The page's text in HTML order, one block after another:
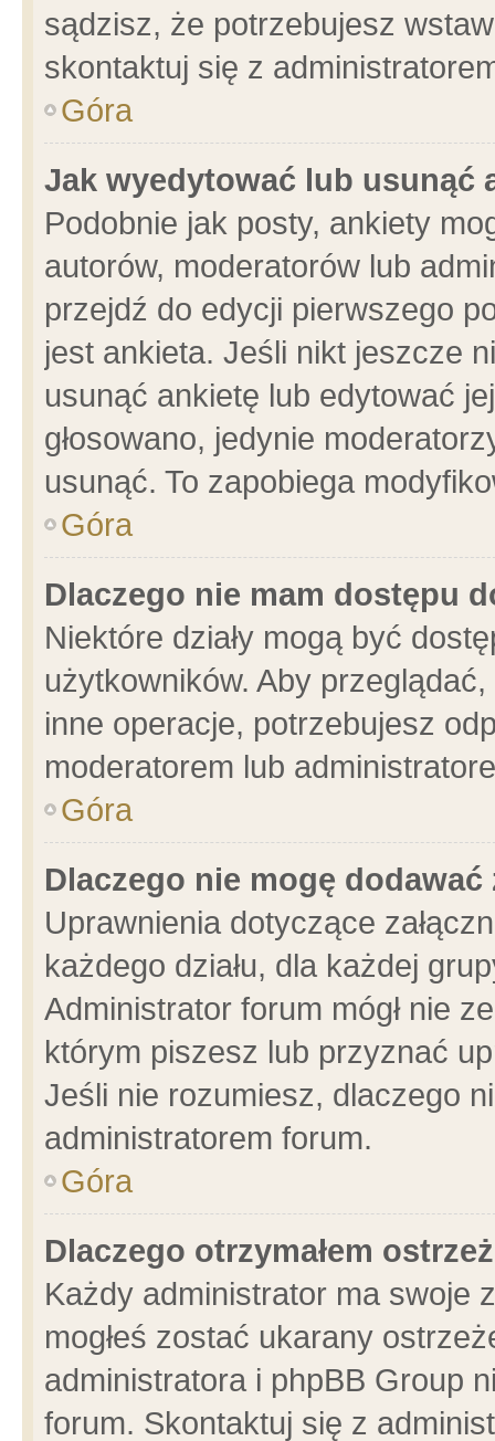
sądzisz, że potrzebujesz
skontaktuj się z
Góra
Jak wyedytować lub usunąć
Podobnie jak posty, ankiety
autorów, moderatorów lub
przejdź do edycji pierwszego
jest ankieta. Jeśli nikt jeszcze
usunąć ankietę lub edytować
głosowano, jedynie
usunąć. To zapobiega
Góra
Dlaczego nie mam dostępu
Niektóre działy mogą być
użytkowników. Aby
inne operacje, potrzebujesz
moderatorem lub
Góra
Dlaczego nie mogę dodawać
Uprawnienia dotyczące
każdego działu, dla każdej
Administrator forum mógł nie
którym piszesz lub przyznać
Jeśli nie rozumiesz, dlaczego
administratorem forum.
Góra
Dlaczego otrzymałem
Każdy administrator ma swoje
mogłeś zostać ukarany
administratora i phpBB Group
forum. Skontaktuj się z